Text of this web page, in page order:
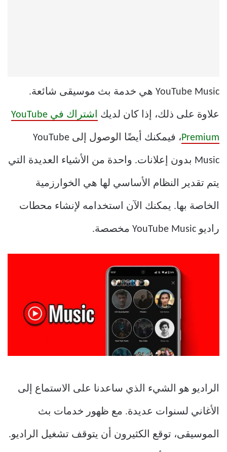
YouTube Music هي خدمة بث موسيقى شائعة.
علاوة على ذلك، إذا كان لديك اشتراك في YouTube
Premium ، فيمكنك أيضًا الوصول إلى YouTube
Music بدون إعلانات. واحدة من الأشياء العديدة التي
يتم تقدير النظام الأساسي لها هي الخوارزمية
الخاصة بها. يمكنك الآن استخدامه لإنشاء محطات
راديو YouTube Music مخصصة.
الراديو هو الشيء الذي ساعدنا على الاستماع إلى
الأغاني لسنوات عديدة. مع ظهور خدمات بث
الموسيقى، توقع الكثيرون أن يتوقف تشغيل الراديو.